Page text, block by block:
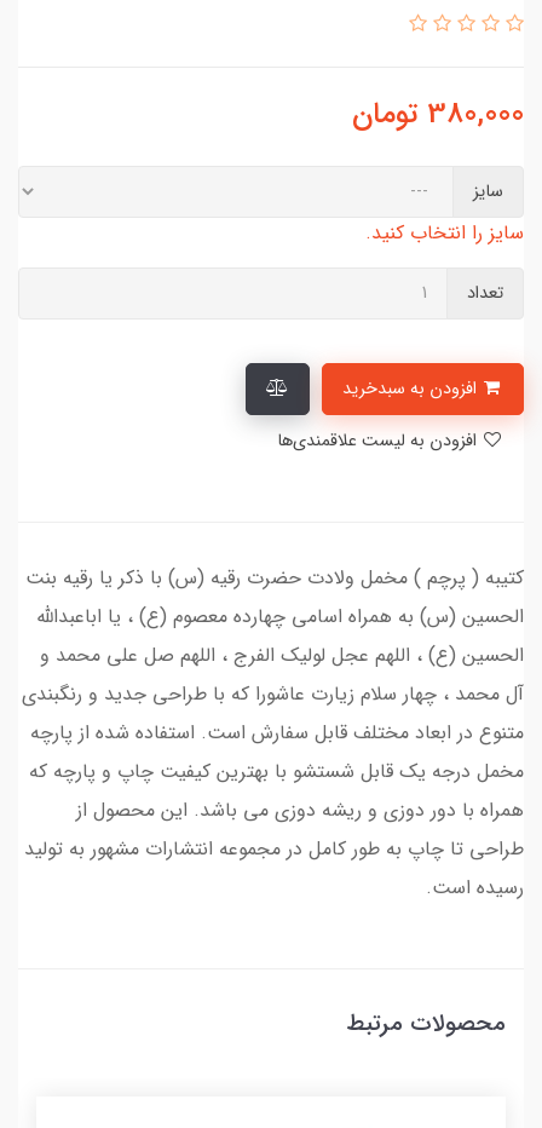
380,000 تومان
سایز
سایز را انتخاب کنید.
تعداد
کتیبه ( پرچم ) مخمل ولادت حضرت رقیه (س) با ذکر یا رقیه بنت
الحسین (س) به همراه اسامی چهارده معصوم (ع) ، یا اباعبدالله
الحسین (ع) ، اللهم عجل لولیک الفرج ، اللهم صل علی محمد و
آل محمد ، چهار سلام زیارت عاشورا که با طراحی جدید و رنگبندی
متنوع در ابعاد مختلف قابل سفارش است. استفاده شده از پارچه
مخمل درجه یک قابل شستشو با بهترین کیفیت چاپ و پارچه که
همراه با دور دوزی و ریشه دوزی می باشد. این محصول از
طراحی تا چاپ به طور کامل در مجموعه انتشارات مشهور به تولید
رسیده است.
محصولات مرتبط